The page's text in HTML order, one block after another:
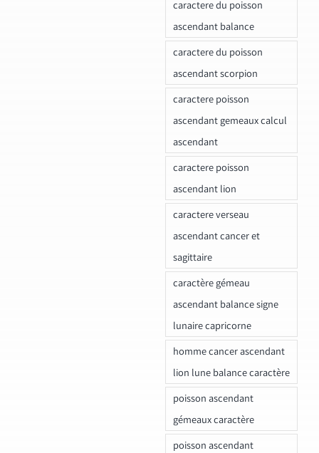
caractere du poisson
ascendant balance
caractere du poisson
ascendant scorpion
caractere poisson
ascendant gemeaux calcul
ascendant
caractere poisson
ascendant lion
caractere verseau
ascendant cancer et
sagittaire
caractère gémeau
ascendant balance signe
lunaire capricorne
homme cancer ascendant
lion lune balance caractère
poisson ascendant
gémeaux caractère
poisson ascendant